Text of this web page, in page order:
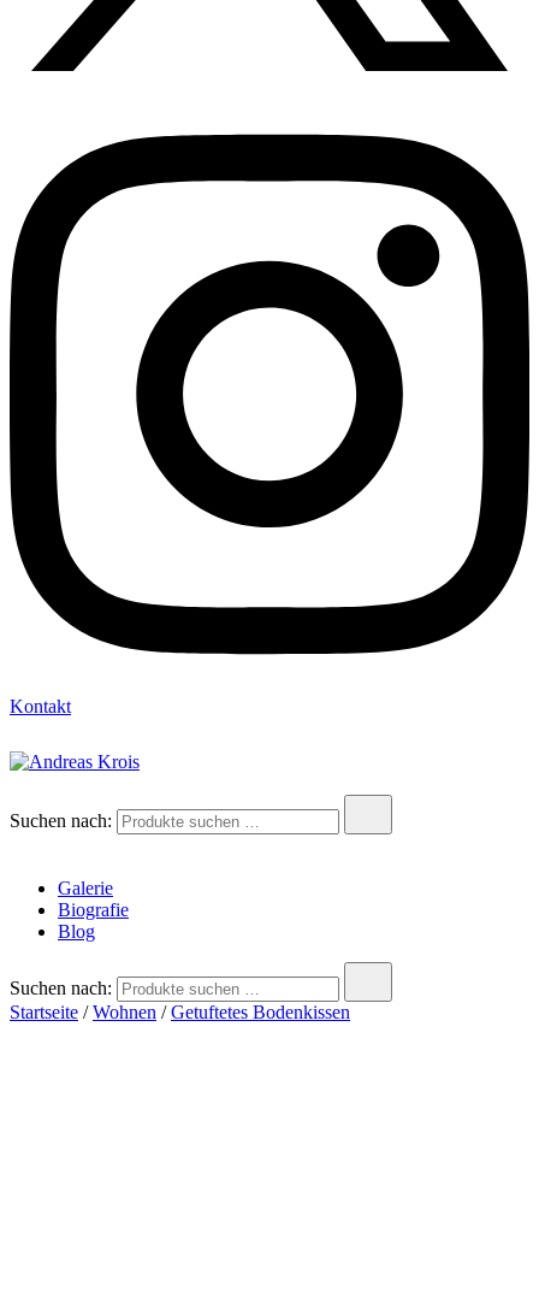
Kontakt
Suchen nach:
Galerie
Biografie
Blog
Suchen nach:
Startseite /Wohnen /Getuftetes Bodenkissen